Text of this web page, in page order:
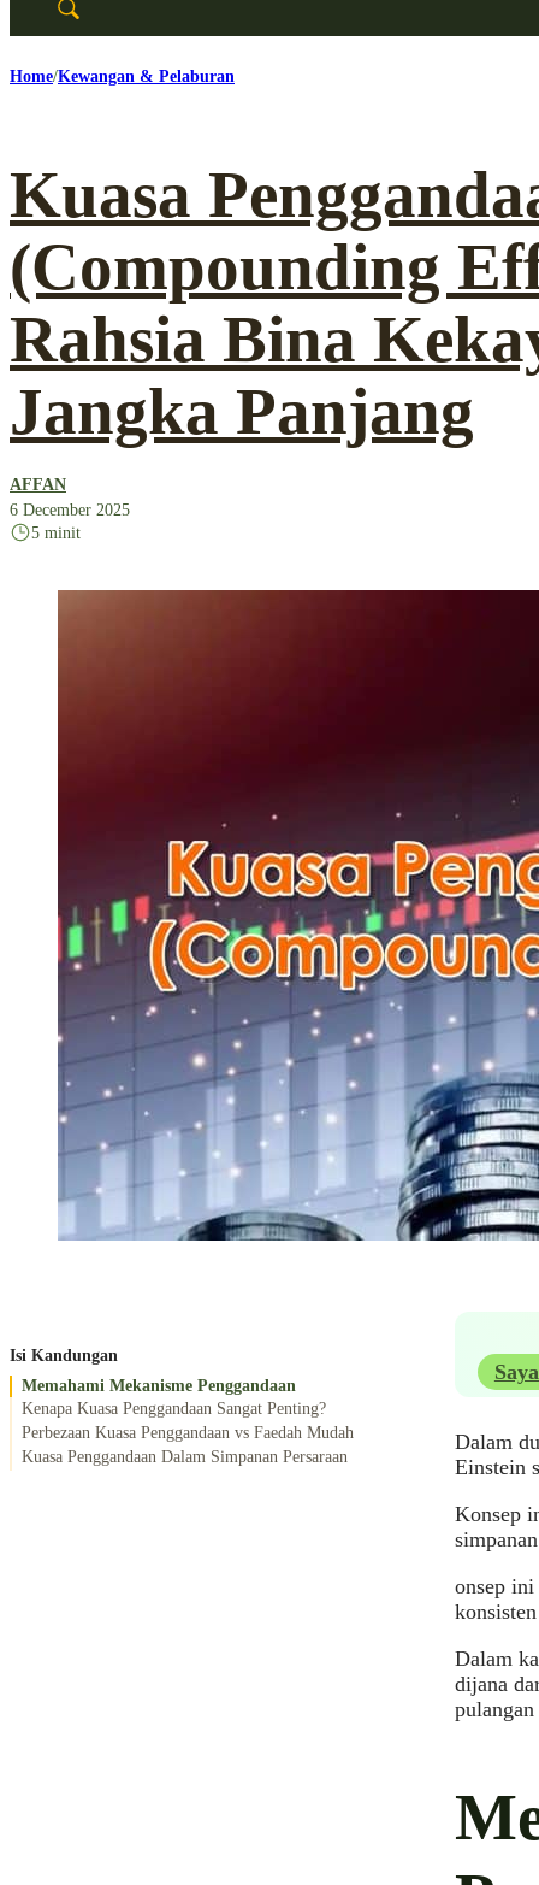
Home Kewangan & Pelaburan
Kuasa
(Compounding
Rahsia Bina
Jangka Panjang
AFFAN
6 December 2025
5 minit
Isi Kandungan
Memahami Mekanisme Penggandaan
Kenapa Kuasa Penggandaan Sangat Penting?
Perbezaan Kuasa Penggandaan vs Faedah Mudah
Kuasa Penggandaan Dalam Simpanan Persaraan
Dalam
Einstein
Konsep
onsep
Dalam
dijana